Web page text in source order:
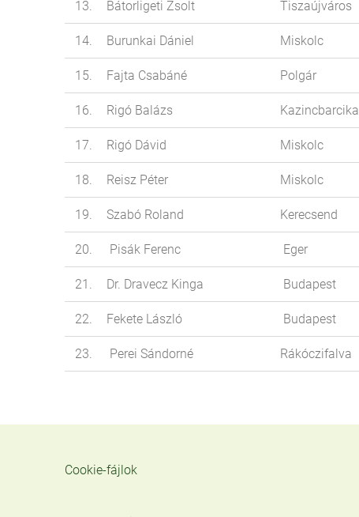
13. Bátorligeti Zsolt Tiszaújváros
14. Burunkai Dániel Miskolc
15. Fajta Csabáné Polgár
16. Rigó Balázs Kazincbarcika
17. Rigó Dávid Miskolc
18. Reisz Péter Miskolc
19. Szabó Roland Kerecsend
20. Pisák Ferenc Eger
21. Dr. Dravecz Kinga Budapest
22. Fekete László Budapest
23. Perei Sándorné Rákóczifalva
Cookie-fájlok